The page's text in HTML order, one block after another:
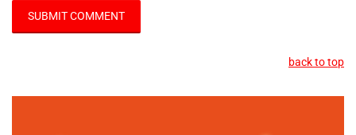
back to top